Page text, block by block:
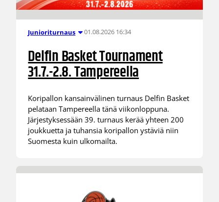
Junioriturnaus 01.08.2026 16:34
Delfin Basket Tournament
31.7.-2.8. Tampereella
Koripallon kansainvälinen turnaus Delfin Basket
pelataan Tampereella tänä viikonloppuna.
Järjestyksessään 39. turnaus kerää yhteen 200
joukkuetta ja tuhansia koripallon ystäviä niin
Suomesta kuin ulkomailta.